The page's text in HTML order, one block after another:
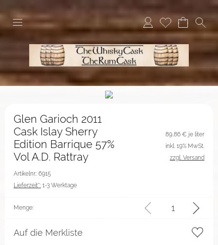
Glen Garioch 2011
Cask Islay Sherry
Edition Barrique 57%
Vol A.D. Rattray
Artikelnr.: 6915
Lieferzeit*: 1-3 Werktage
89,86 € je liter
inkl. 19% MwSt.
zzgl. Versand
Menge:
Auf die Merkliste